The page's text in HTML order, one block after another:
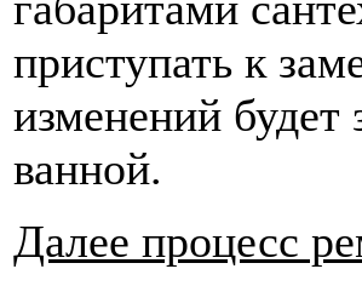
приступать к
изменений будет
ванной.
Далее процесс